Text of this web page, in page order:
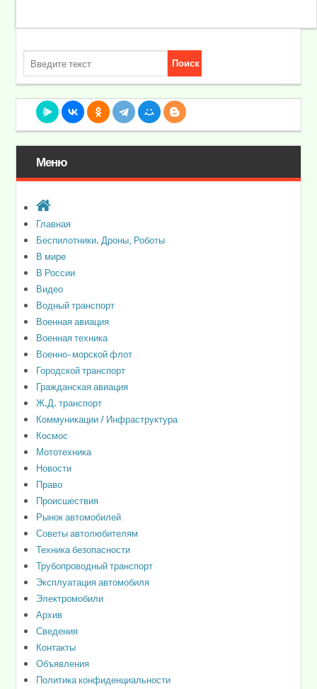
Меню
Главная
Беспилотники. Дроны, Роботы
В мире
В России
Видео
Водный транспорт
Военная авиация
Военная техника
Военно-морской флот
Городской транспорт
Гражданская авиация
Ж.Д. транспорт
Коммуникации / Инфраструктура
Космос
Мототехника
Новости
Право
Происшествия
Рынок автомобилей
Советы автолюбителям
Техника безопасности
Трубопроводный транспорт
Эксплуатация автомобиля
Электромобили
Архив
Сведения
Контакты
Объявления
Политика конфиденциальности